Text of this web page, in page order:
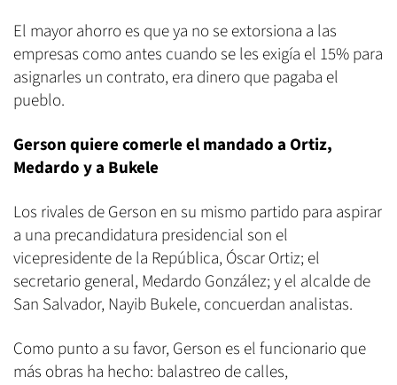
El mayor ahorro es que ya no se extorsiona a las
empresas como antes cuando se les exigía el 15% para
asignarles un contrato, era dinero que pagaba el
pueblo.
Gerson quiere comerle el mandado a Ortiz,
Medardo y a Bukele
Los rivales de Gerson en su mismo partido para aspirar
a una precandidatura presidencial son el
vicepresidente de la República, Óscar Ortiz; el
secretario general, Medardo González; y el alcalde de
San Salvador, Nayib Bukele, concuerdan analistas.
Como punto a su favor, Gerson es el funcionario que
más obras ha hecho: balastreo de calles,